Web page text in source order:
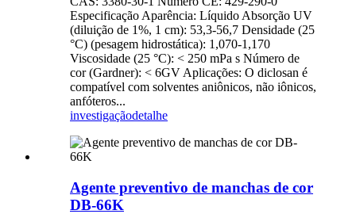
Especificação Aparência: Líquido Absorção UV
(diluição de 1%, 1 cm): 53,3-56,7 Densidade (25
°C) (pesagem hidrostática): 1,070-1,170
Viscosidade (25 °C): < 250 mPa s Número de
cor (Gardner): < 6GV Aplicações: O diclosan é
compatível com solventes aniônicos, não iônicos,
anfóteros...
investigaçãodetalhe
Agente preventivo de manchas de cor
DB-66K